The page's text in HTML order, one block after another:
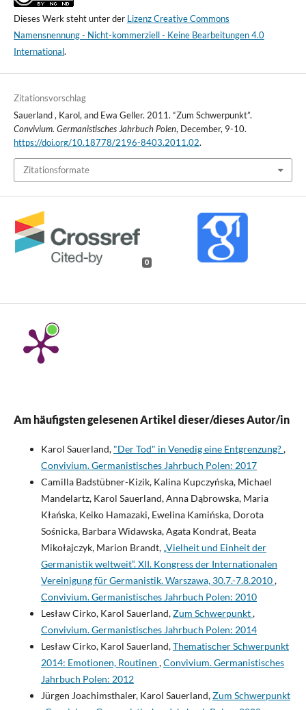
Dieses Werk steht unter der Lizenz Creative Commons
Namensnennung - Nicht-kommerziell - Keine Bearbeitungen 4.0
International.
Zitationsvorschlag
Sauerland , Karol, and Ewa Geller. 2011. “Zum Schwerpunkt”.
Convivium. Germanistisches Jahrbuch Polen, December, 9-10.
https://doi.org/10.18778/2196-8403.2011.02.
Zitationsformate
0
Am häufigsten gelesenen Artikel dieser/dieses Autor/in
Karol Sauerland, "Der Tod" in Venedig eine Entgrenzung?,
Convivium. Germanistisches Jahrbuch Polen: 2017
Camilla Badstübner-Kizik, Kalina Kupczyńska, Michael
Mandelartz, Karol Sauerland, Anna Dąbrowska, Maria
Kłańska, Keiko Hamazaki, Ewelina Kamińska, Dorota
Sośnicka, Barbara Widawska, Agata Kondrat, Beata
Mikołajczyk, Marion Brandt, „Vielheit und Einheit der
Germanistik weltweit“. XII. Kongress der Internationalen
Vereinigung für Germanistik. Warszawa, 30.7.-7.8.2010,
Convivium. Germanistisches Jahrbuch Polen: 2010
Lesław Cirko, Karol Sauerland,Zum Schwerpunkt,
Convivium. Germanistisches Jahrbuch Polen: 2014
Lesław Cirko, Karol Sauerland,Thematischer Schwerpunkt
2014: Emotionen, Routinen ,Convivium. Germanistisches
Jahrbuch Polen: 2012
Jürgen Joachimsthaler, Karol Sauerland,Zum Schwerpunkt